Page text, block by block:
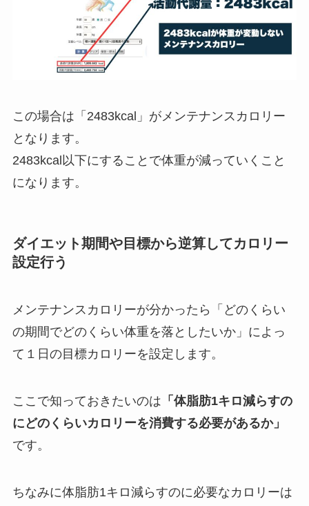
この場合は「2483kcal」がメンテナンスカロリー
となります。
2483kcal以下にすることで体重が減っていくこと
になります。
ダイエット期間や目標から逆算してカロリー
設定行う
メンテナンスカロリーが分かったら「どのくらい
の期間でどのくらい体重を落としたいか」によっ
て１日の目標カロリーを設定します。
ここで知っておきたいのは 「体脂肪1キロ減らすの
にどのくらいカロリーを消費する必要があるか」
です。
ちなみに体脂肪1キロ減らすのに必要なカロリーは